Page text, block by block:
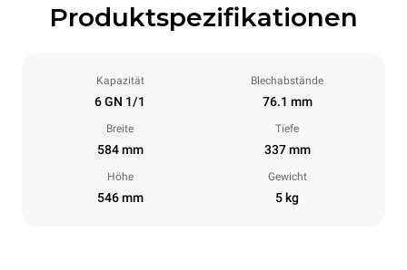
Produktspezifikationen
Kapazität
6 GN 1/1
Blechabstände
76.1 mm
Breite
584 mm
Tiefe
337 mm
Höhe
546 mm
Gewicht
5 kg